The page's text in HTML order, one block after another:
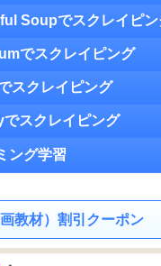
Soupでスクレイピン
でスクレイピング
スクレイピング
スクレイピング
ング学習
教材）割引クーポン